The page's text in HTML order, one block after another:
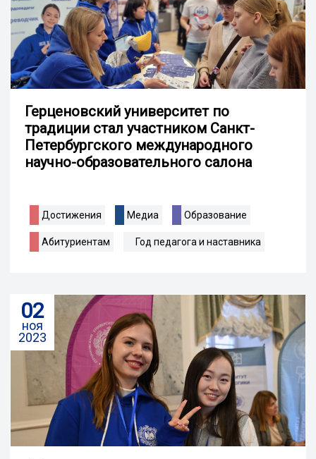
Герценовский университет по
традиции стал участником Санкт-
Петербургского международного
научно-образовательного салона
Достижения Медиа Образование
Абитуриентам Год педагога и наставника
02
ноя
2023